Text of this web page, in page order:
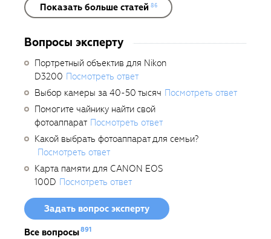
Показать больше статей 86
Вопросы эксперту
Портретный объектив для Nikon
D3200 Посмотреть ответ
Выбор камеры за 40-50 тысяч Посмотреть ответ
Помогите чайнику найти свой
фотоаппарат Посмотреть ответ
Какой выбрать фотоаппарат для семьи?
Посмотреть ответ
Карта памяти для CANON EOS
100D Посмотреть ответ
Задать вопрос эксперту
Все вопросы891